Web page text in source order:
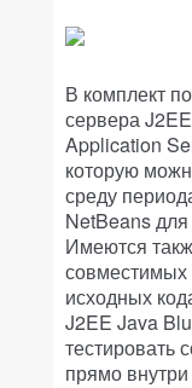
В комплект
сервера
Application
которую
среду
NetBeans
Имеются
совместимых
исходных
J2EE Java
тестировать
прямо